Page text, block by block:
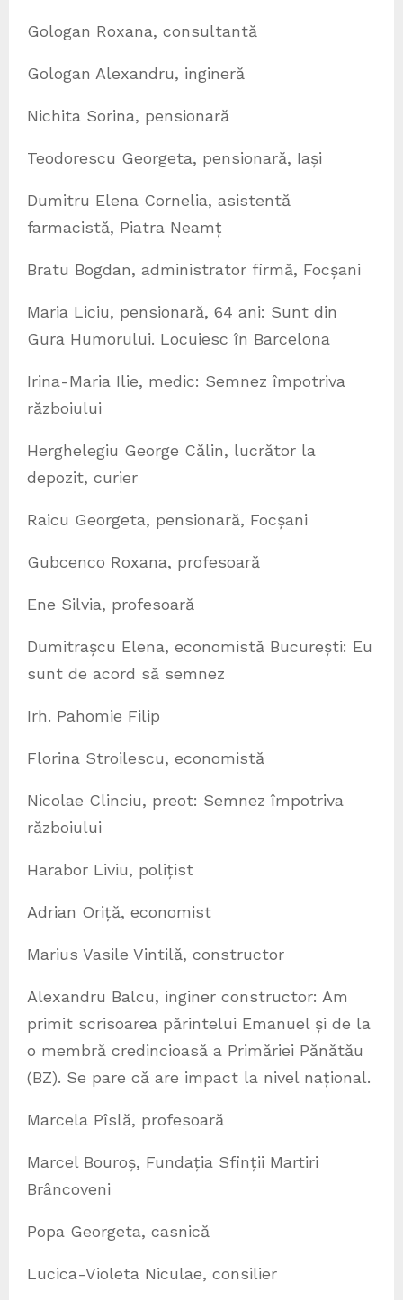
Gologan Roxana, consultantă
Gologan Alexandru, ingineră
Nichita Sorina, pensionară
Teodorescu Georgeta, pensionară, Iași
Dumitru Elena Cornelia, asistentă
farmacistă, Piatra Neamț
Bratu Bogdan, administrator firmă, Focșani
Maria Liciu, pensionară, 64 ani: Sunt din
Gura Humorului. Locuiesc în Barcelona
Irina-Maria Ilie, medic: Semnez împotriva
războiului
Herghelegiu George Călin, lucrător la
depozit, curier
Raicu Georgeta, pensionară, Focșani
Gubcenco Roxana, profesoară
Ene Silvia, profesoară
Dumitrașcu Elena, economistă București: Eu
sunt de acord să semnez
Irh. Pahomie Filip
Florina Stroilescu, economistă
Nicolae Clinciu, preot: Semnez împotriva
războiului
Harabor Liviu, polițist
Adrian Oriță, economist
Marius Vasile Vintilă, constructor
Alexandru Balcu, inginer constructor: Am
primit scrisoarea părintelui Emanuel și de la
o membră credincioasă a Primăriei Pănătău
(BZ). Se pare că are impact la nivel național.
Marcela Pîslă, profesoară
Marcel Bouroș, Fundația Sfinții Martiri
Brâncoveni
Popa Georgeta, casnică
Lucica-Violeta Niculae, consilier